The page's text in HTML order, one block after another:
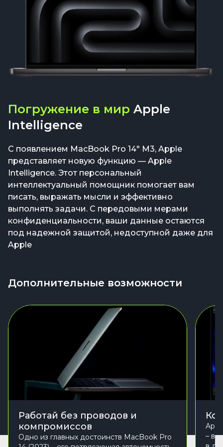
Погружение в мир Apple
Intelligence
С появлением MacBook Pro 14" M3, Apple
представляет новую функцию — Apple
Intelligence. Этот персональный
интеллектуальный помощник помогает вам
писать, выражать мысли и эффективно
выполнять задачи. С передовыми мерами
конфиденциальности, ваши данные остаются
под надежной защитой, недоступной даже для
Apple
Дополнительные возможности
Работай без проводов и
компромиссов
Одно из главных достоинств MacBook Pro
–